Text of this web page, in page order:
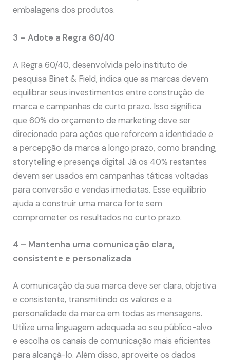
embalagens dos produtos.
3 – Adote a Regra 60/40
A Regra 60/40, desenvolvida pelo instituto de
pesquisa Binet & Field, indica que as marcas devem
equilibrar seus investimentos entre construção de
marca e campanhas de curto prazo. Isso significa
que 60% do orçamento de marketing deve ser
direcionado para ações que reforcem a identidade e
a percepção da marca a longo prazo, como branding,
storytelling e presença digital. Já os 40% restantes
devem ser usados em campanhas táticas voltadas
para conversão e vendas imediatas. Esse equilíbrio
ajuda a construir uma marca forte sem
comprometer os resultados no curto prazo.
4 – Mantenha uma comunicação clara,
consistente e personalizada
A comunicação da sua marca deve ser clara, objetiva
e consistente, transmitindo os valores e a
personalidade da marca em todas as mensagens.
Utilize uma linguagem adequada ao seu público-alvo
e escolha os canais de comunicação mais eficientes
para alcançá-lo. Além disso, aproveite os dados